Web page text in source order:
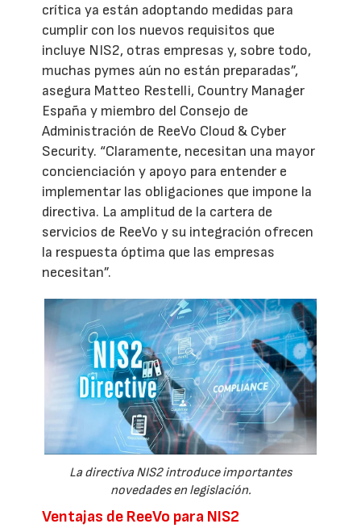
crítica ya están adoptando medidas para
cumplir con los nuevos requisitos que
incluye NIS2, otras empresas y, sobre todo,
muchas pymes aún no están preparadas”,
asegura Matteo Restelli, Country Manager
España y miembro del Consejo de
Administración de ReeVo Cloud & Cyber
Security. “Claramente, necesitan una mayor
concienciación y apoyo para entender e
implementar las obligaciones que impone la
directiva. La amplitud de la cartera de
servicios de ReeVo y su integración ofrecen
la respuesta óptima que las empresas
necesitan”.
La directiva NIS2 introduce importantes
novedades en legislación.
Ventajas de ReeVo para NIS2